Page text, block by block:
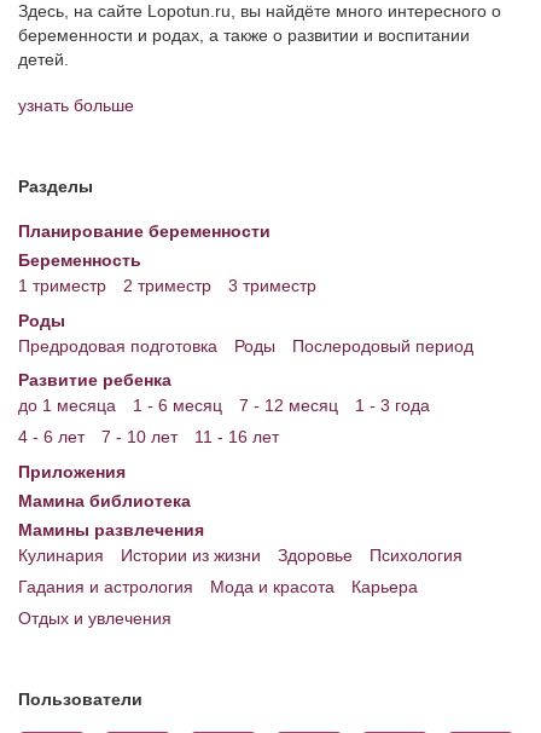
Здесь, на сайте Lopotun.ru, вы найдёте много интересного о
беременности и родах, а также о развитии и воспитании
детей.
узнать больше
Разделы
Планирование беременности
Беременность
1 триместр
2 триместр
3 триместр
Роды
Предродовая подготовка
Роды
Послеродовый период
Развитие ребенка
до 1 месяца
1 - 6 месяц 7 - 12 месяц
1 - 3 года
4 - 6 лет
7 - 10 лет
11 - 16 лет
Приложения
Мамина библиотека
Мамины развлечения
Кулинария
Истории из жизни Здоровье
Психология
Гадания и астрология
Мода и красота
Карьера
Отдых и увлечения
Пользователи